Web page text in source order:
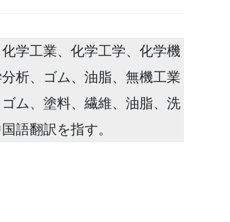
学工業、化学工学、化学機
析、ゴム、油脂、無機工業
ム、塗料、繊維、油脂、洗
語翻訳を指す。